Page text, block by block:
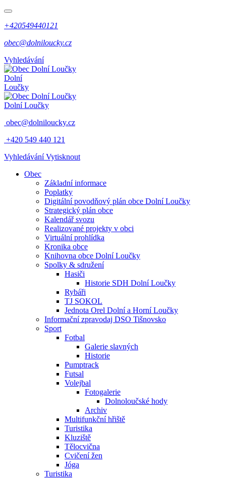
+420549440121
obec@dolniloucky.cz
Vyhledávání
Dolní
Loučky
Dolní Loučky
obec@dolniloucky.cz
+420 549 440 121
Vyhledávání Vytisknout
Obec
Základní informace
Poplatky
Digitální povodňový plán obce Dolní Loučky
Strategický plán obce
Kalendář svozu
Realizované projekty v obci
Virtuální prohlídka
Kronika obce
Knihovna obce Dolní Loučky
Spolky & sdružení
Hasiči
Historie SDH Dolní Loučky
Rybáři
TJ SOKOL
Jednota Orel Dolní a Horní Loučky
Informační zpravodaj DSO Tišnovsko
Sport
Fotbal
Galerie slavných
Historie
Pumptrack
Futsal
Volejbal
Fotogalerie
Dolnoloučské hody
Archiv
Multifunkční hřiště
Turistika
Kluziště
Tělocvična
Cvičení žen
Jóga
Turistika